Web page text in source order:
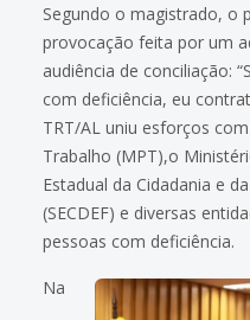
Segundo o magistrado, o
provocação feita por um
audiência de conciliação:
com deficiência, eu
TRT/AL uniu esforços
Trabalho (MPT),o
Estadual da Cidadania e
(SECDEF) e diversas
pessoas com deficiência.
Na